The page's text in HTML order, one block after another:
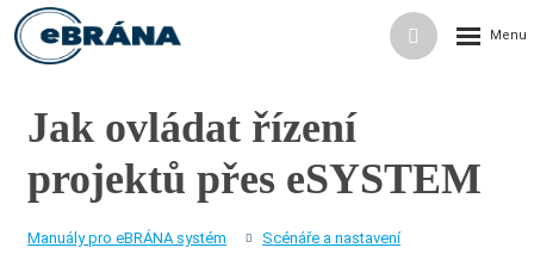
Vyhledávání
Rozbalení
Jak ovládat řízení
projektů přes eSYSTEM
Manuály pro eBRÁNA systém
Scénáře a nastavení